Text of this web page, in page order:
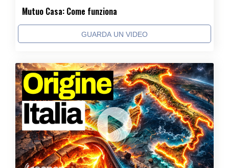
Mutuo Casa: Come funziona
GUARDA UN VIDEO